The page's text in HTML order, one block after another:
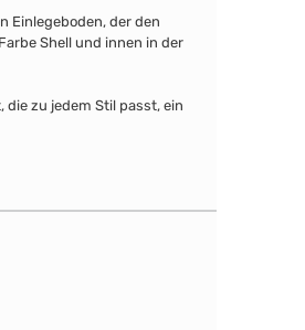
Einlegeboden, der den
Shell und innen in der
zu jedem Stil passt, ein